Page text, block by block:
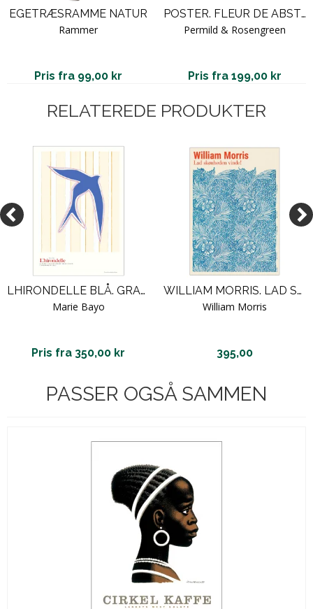
EGETRÆSRAMME NATUR
Rammer
Pris fra 99,00 kr
POSTER. FLEUR DE ABSTRACTION NO. 8 - ORANGE
Permild & Rosengreen
Pris fra 199,00 kr
RELATEREDE PRODUKTER
LHIRONDELLE BLÅ. GRAFISK PLAKAT
Marie Bayo
Pris fra 350,00 kr
WILLIAM MORRIS. LAD SKØNHEDEN VINDE (BLÅ)
William Morris
395,00
PASSER OGSÅ SAMMEN